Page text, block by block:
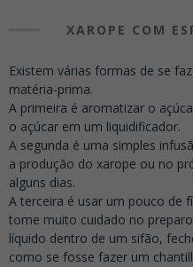
XAROPE COM
Existem várias formas de se
matéria-prima.
A primeira é aromatizar o
o açúcar em um liquidificador.
A segunda é uma simples
a produção do xarope ou no
alguns dias.
A terceira é usar um pouco de
tome muito cuidado no
líquido dentro de um sifão,
como se fosse fazer um